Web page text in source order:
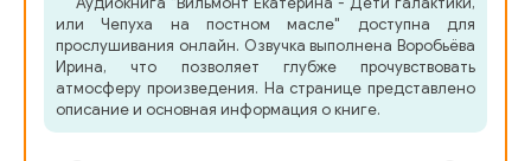
Deti_Galaktiki_06
Deti_Galaktiki_07
Deti_Galaktiki_08
или Чепуха на постном масле" доступна для
прослушивания онлайн. Озвучка выполнена Воробьёва
Ирина, что позволяет глубже прочувствовать
атмосферу произведения. На странице представлено
описание и основная информация о книге.